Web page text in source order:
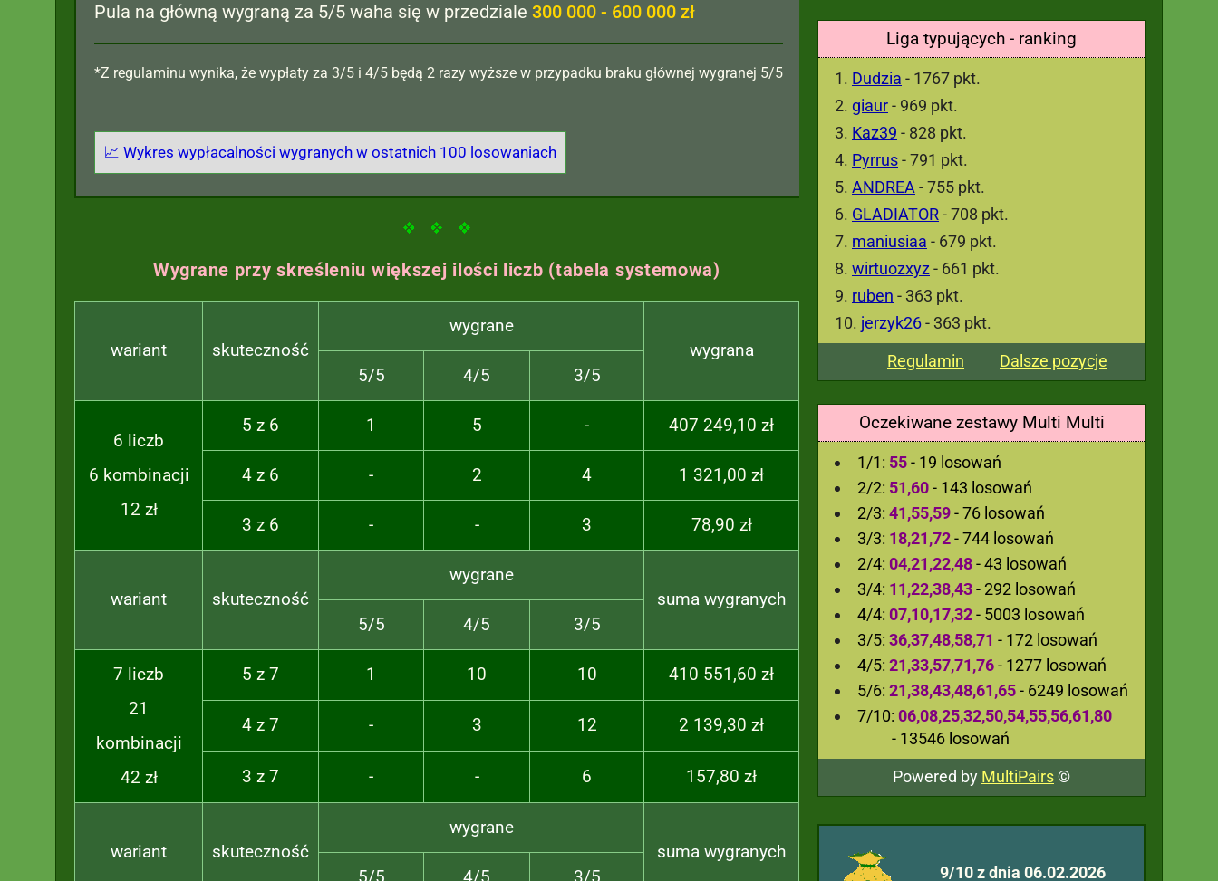
Liga typujących - ranking
Dudzia - 1767 pkt.
giaur- 969 pkt.
Kaz39 - 828 pkt.
Pyrrus- 791 pkt.
ANDREA - 755 pkt.
GLADIATOR- 708 pkt.
maniusiaa - 679 pkt.
wirtuozxyz - 661 pkt.
ruben - 363 pkt.
jerzyk26- 363 pkt.
Regulamin
Dalsze pozycje
Oczekiwane zestawy Multi Multi
1/1: 55- 19 losowań
2/2: 51,60- 143 losowań
2/3: 41,55,59- 76 losowań
3/3: 18,21,72- 744 losowań
2/4: 04,21,22,48- 43 losowań
3/4: 11,22,38,43- 292 losowań
4/4: 07,10,17,32- 5003 losowań
3/5: 36,37,48,58,71 - 172 losowań
4/5: 21,33,57,71,76- 1277 losowań
5/6: 21,38,43,48,61,65- 6249 losowań
7/10: 06,08,25,32,50,54,55,56,61,80
- 13546 losowań
Powered by MultiPairs©
9/10 z dnia 06.02.2026
Pula na główną wygraną za 5/5 waha się w przedziale 300 000 - 600 000 zł
*Z regulaminu wynika, że wypłaty za 3/5 i 4/5 będą 2 razy wyższe w przypadku braku głównej wygranej 5/5
📈 Wykres wypłacalności wygranych w ostatnich 100 losowaniach
Wygrane przy skreśleniu większej ilości liczb (tabela systemowa)
wariant skuteczność
wygrane
wygrana
5/5
4/5 3/5
6 liczb
6 kombinacji
12 zł
5 z 6 1 5 - 407 249,10 zł
4 z 6 - 2 4 1 321,00 zł
3 z 6 - - 3 78,90 zł
wariant skuteczność
wygrane
suma wygranych
5/5
4/5 3/5
7 liczb
21
kombinacji
42 zł
5 z 7 1 10 10 410 551,60 zł
4 z 7 - 3 12 2 139,30 zł
3 z 7 - - 6 157,80 zł
wariant skuteczność
wygrane
suma wygranych